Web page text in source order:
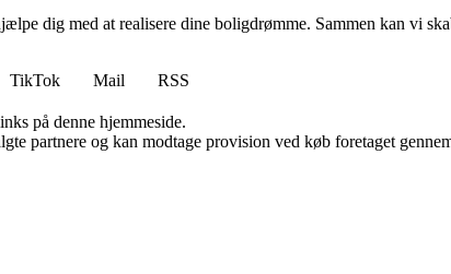
dig med at realisere dine boligdrømme. Sammen kan vi
TikTok Mail
RSS
på denne hjemmeside.
partnere og kan modtage provision ved køb foretaget